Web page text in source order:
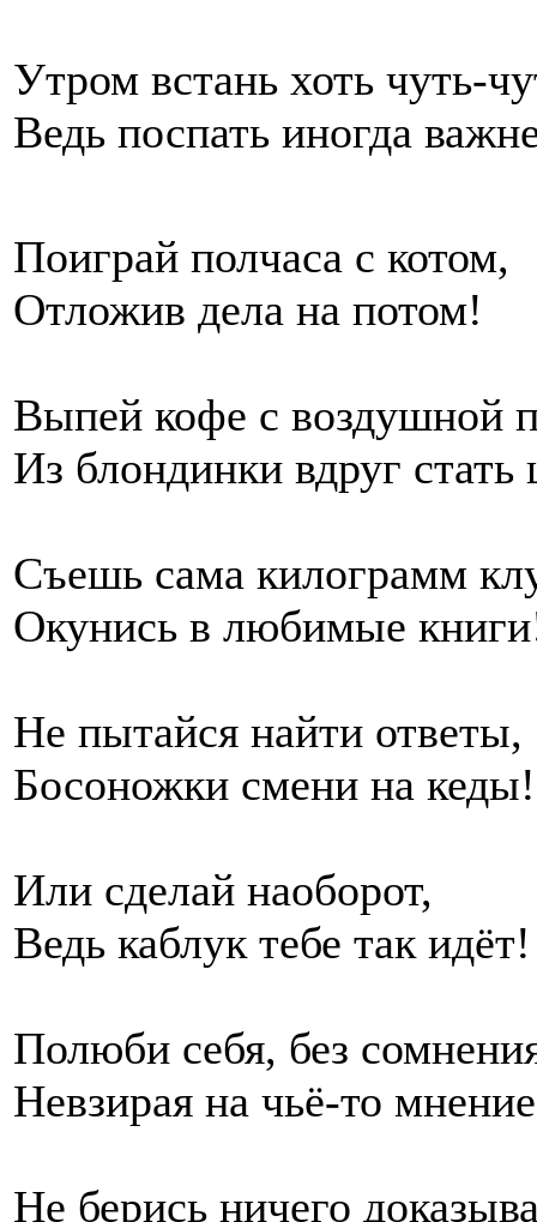
Утром встань хоть чуть-
Ведь поспать иногда
Поиграй полчаса с котом,
Отложив дела на потом!
Выпей кофе с воздушной
Из блондинки вдруг стать
Съешь сама килограмм
Окунись в любимые
Не пытайся найти ответы,
Босоножки смени на кеды!
Или сделай наоборот,
Ведь каблук тебе так идёт!
Полюби себя, без
Невзирая на чьё-то
Не берись ничего